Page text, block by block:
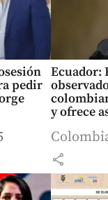
pedir
Ecuador:
y ofrece
share